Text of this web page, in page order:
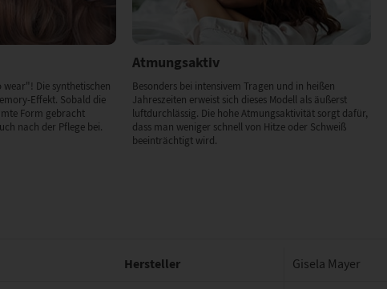
Die synthetischen
Effekt. Sobald die
Form gebracht
nach der Pflege bei.
Atmungsaktiv
Besonders bei intensivem Tragen und in heißen
Jahreszeiten erweist sich dieses Modell als äußerst
luftdurchlässig. Die hohe Atmungsaktivität sorgt dafür,
dass man weniger schnell von Hitze oder Schweiß
beeinträchtigt wird.
Hersteller Gisela Mayer